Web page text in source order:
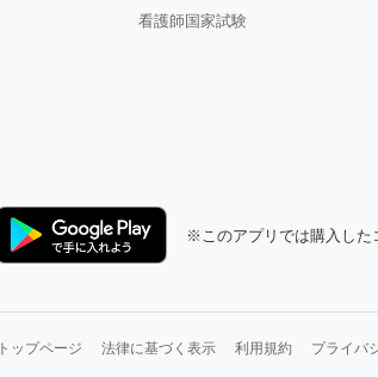
看護師国家試験
※このアプリでは購入した
トップページ 法律に基づく表示 利用規約 プライバ